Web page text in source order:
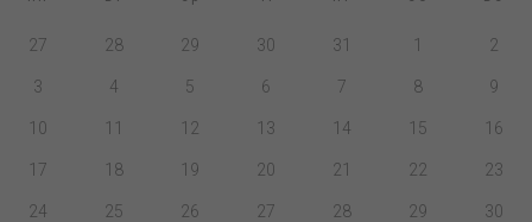
27 28 29 30 31 1 2
3 4 5 6 7 8 9
10 11 12 13 14 15 16
17 18 19 20 21 22 23
24 25 26 27 28 29 30